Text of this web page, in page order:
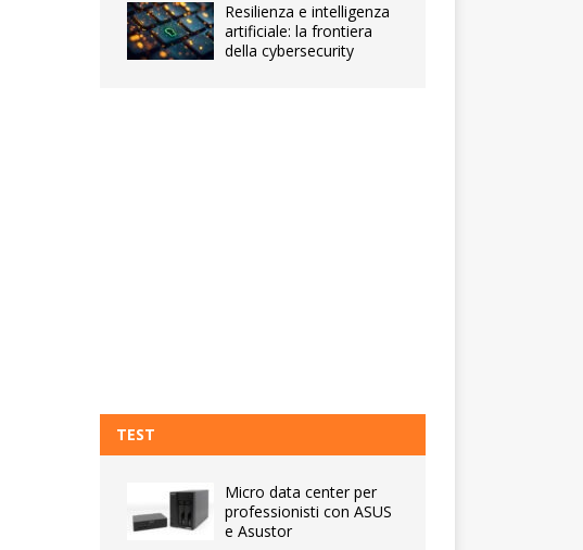
Resilienza e intelligenza
artificiale: la frontiera
della cybersecurity
TEST
Micro data center per
professionisti con ASUS
e Asustor